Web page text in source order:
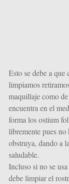
Esto se debe a que
limpiamos
maquillaje como
encuentra en el
forma los ostium
libremente pues no
obstruya, dando a
saludable.
Incluso si no se
debe limpiar el